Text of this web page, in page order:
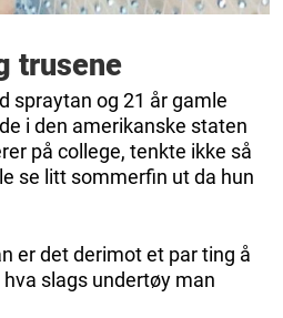
trusene
spraytan og 21 år gamle
i den amerikanske staten
på college, tenkte ikke så
se litt sommerfin ut da hun
er det derimot et par ting å
slags undertøy man